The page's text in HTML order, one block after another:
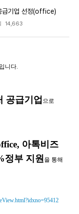
급기업 선정(office)
14,663
니다.
공급기업 으로
아톡비즈
부 지원 을 통해